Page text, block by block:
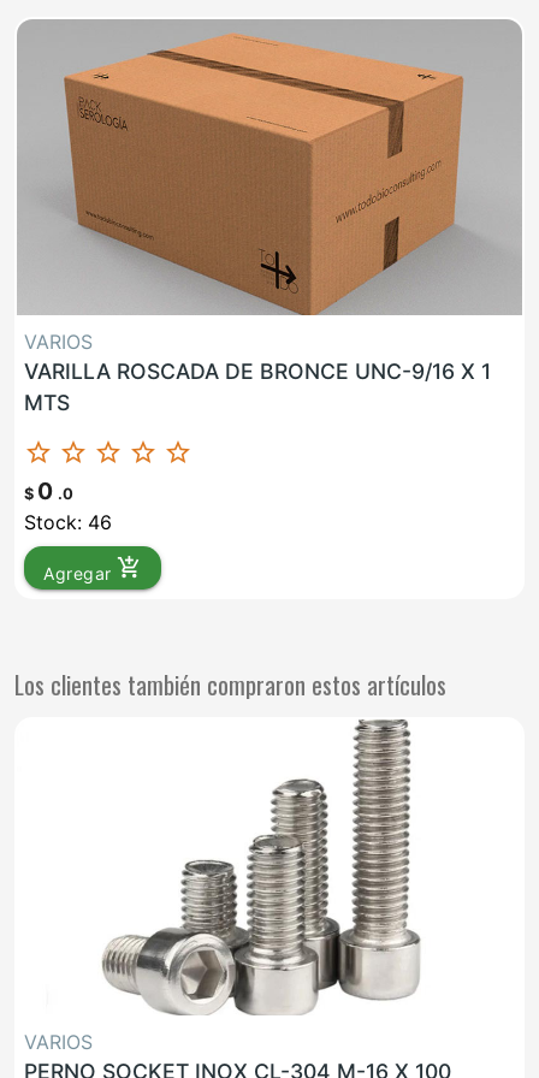
VARIOS
VARILLA ROSCADA DE BRONCE UNC-9/16 X 1
MTS
star_border star_border star_border star_border star_border
$ 0 .0
Stock: 46
Agregar add_shopping_cart
Los clientes también compraron estos artículos
VARIOS
PERNO SOCKET INOX CL-304 M-16 X 100